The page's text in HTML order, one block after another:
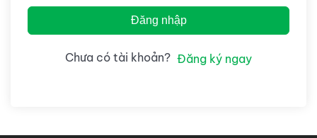
Đăng nhập
Chưa có tài khoản? Đăng ký ngay